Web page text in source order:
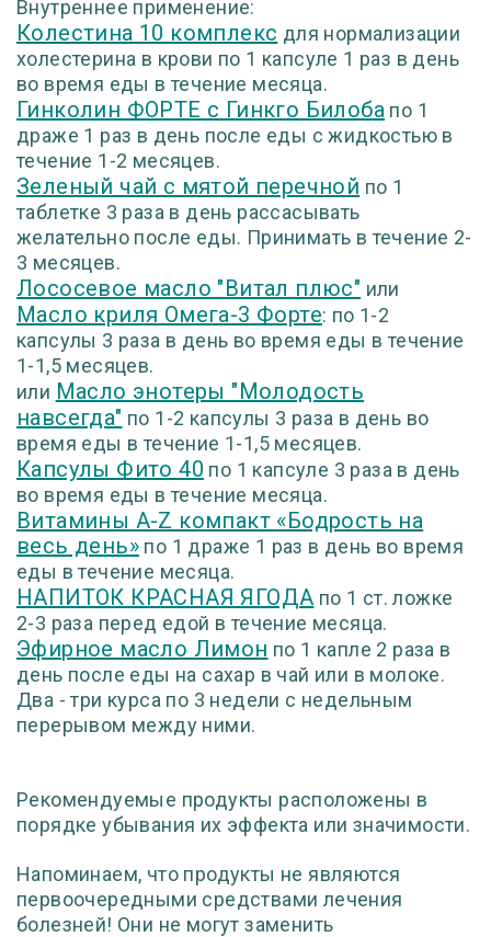
Внутреннее применение:
Колестина 10 комплекс для нормализации
холестерина в крови по 1 капсуле 1 раз в день
во время еды в течение месяца.
Гинколин ФОРТЕ c Гинкго Билоба по 1
драже 1 раз в день после еды с жидкостью в
течение 1-2 месяцев.
Зеленый чай с мятой перечной по 1
таблетке 3 раза в день рассасывать
желательно после еды. Принимать в течение 2-
3 месяцев.
Лососевое масло "Витал плюс" или
Масло криля Омега-3 Форте: по 1-2
капсулы 3 раза в день во время еды в течение
1-1,5 месяцев.
или Масло энотеры "Молодость
навсегда" по 1-2 капсулы 3 раза в день во
время еды в течение 1-1,5 месяцев.
Капсулы Фито 40 по 1 капсуле 3 раза в день
во время еды в течение месяца.
Витамины A-Z компакт «Бодрость на
весь день» по 1 драже 1 раз в день во время
еды в течение месяца.
НАПИТОК КРАСНАЯ ЯГОДА по 1 ст. ложке
2-3 раза перед едой в течение месяца.
Эфирное масло Лимон по 1 капле 2 раза в
день после еды на сахар в чай или в молоке.
Два - три курса по 3 недели с недельным
перерывом между ними.
Рекомендуемые продукты расположены в
порядке убывания их эффекта или значимости.
Напоминаем, что продукты не являются
первоочередными средствами лечения
болезней! Они не могут заменить